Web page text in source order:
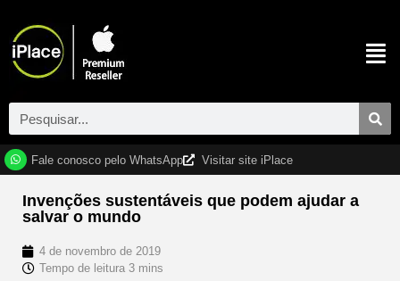
Fale conosco pelo WhatsApp Visitar site iPlace
Invenções sustentáveis que podem ajudar a
salvar o mundo
4 de novembro de 2019